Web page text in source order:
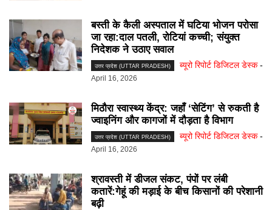
बस्ती के कैली अस्पताल में घटिया भोजन परोसा
जा रहा:दाल पतली, रोटियां कच्ची; संयुक्त
निदेशक ने उठाए सवाल
उत्तर प्रदेश (UTTAR PRADESH) ब्यूरो रिपोर्ट डिजिटल डेस्क -
April 16, 2026
मिठौरा स्वास्थ्य केंद्र: जहाँ ‘सेटिंग’ से रुकती है
ज्वाइनिंग और कागजों में दौड़ता है विभाग
उत्तर प्रदेश (UTTAR PRADESH) ब्यूरो रिपोर्ट डिजिटल डेस्क -
April 16, 2026
श्रावस्ती में डीजल संकट, पंपों पर लंबी
कतारें:गेहूं की मड़ाई के बीच किसानों की परेशानी
बढ़ी